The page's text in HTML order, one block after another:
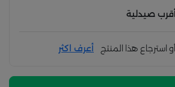
أقرب صيدلية
استرجاع هذا المنتج أعرف اكثر